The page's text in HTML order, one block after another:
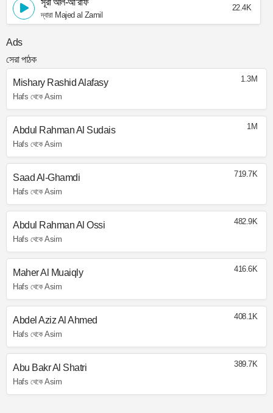
দ্বারা Majed al Zamil
22.4K
Ads
সেরা পাঠক
Mishary Rashid Alafasy
Hafs থেকে Asim
1.3M
Abdul Rahman Al Sudais
Hafs থেকে Asim
1M
Saad Al-Ghamdi
Hafs থেকে Asim
719.7K
Abdul Rahman Al Ossi
Hafs থেকে Asim
482.9K
Maher Al Muaiqly
Hafs থেকে Asim
416.6K
Abdel Aziz Al Ahmed
Hafs থেকে Asim
408.1K
Abu Bakr Al Shatri
Hafs থেকে Asim
389.7K